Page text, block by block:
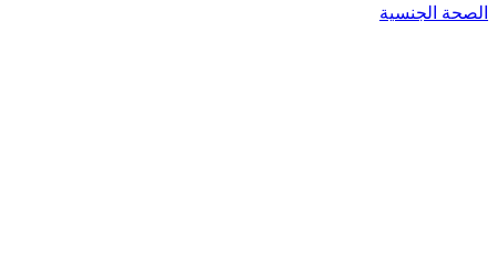
الصحة الجنسية